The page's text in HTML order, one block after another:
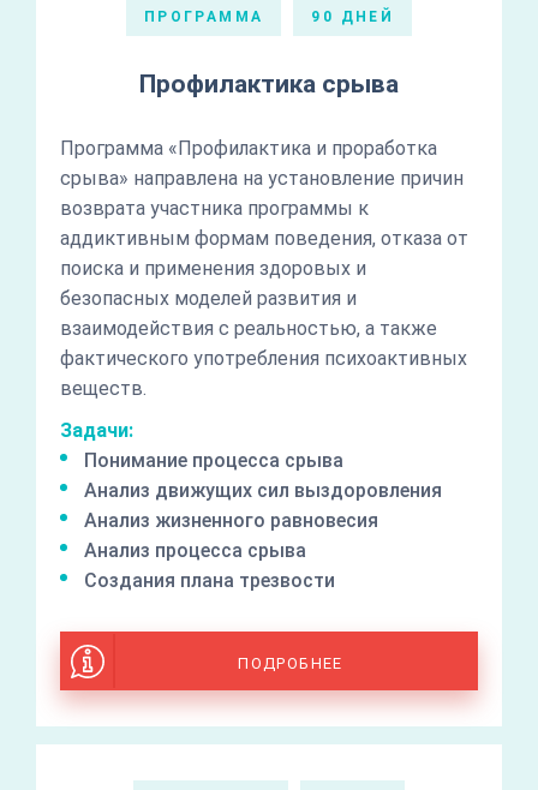
ПРОГРАММА 90 ДНЕЙ
Профилактика срыва
Программа «Профилактика и проработка
срыва» направлена на установление причин
возврата участника программы к
аддиктивным формам поведения, отказа от
поиска и применения здоровых и
безопасных моделей развития и
взаимодействия с реальностью, а также
фактического употребления психоактивных
веществ.
Задачи:
Понимание процесса срыва
Анализ движущих сил выздоровления
Анализ жизненного равновесия
Анализ процесса срыва
Создания плана трезвости
ПОДРОБНЕЕ